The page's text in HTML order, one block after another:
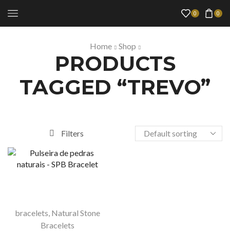
0 0
Home Shop
PRODUCTS
TAGGED “TREVO”
Filters
bracelets, Natural Stone
Bracelets